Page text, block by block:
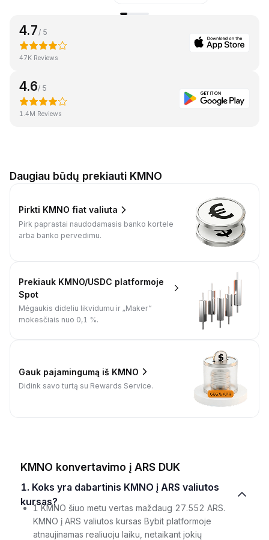
4.7 / 5
47K Reviews
4.6/ 5
1.4M Reviews
Daugiau būdų prekiauti KMNO
Pirkti KMNO fiat valiuta
Pirk paprastai naudodamasis banko kortele
arba banko pervedimu.
Prekiauk KMNO/USDC platformoje
Spot
Mėgaukis dideliu likvidumu ir „Maker“
mokesčiais nuo 0,1 %.
Gauk pajamingumą iš KMNO
Didink savo turtą su Rewards Service.
KMNO konvertavimo į ARS DUK
1. Koks yra dabartinis KMNO į ARS valiutos
kursas?
1 KMNO šiuo metu vertas maždaug 27.552 ARS.
KMNO į ARS valiutos kursas Bybit platformoje
atnaujinamas realiuoju laiku, netaikant jokių